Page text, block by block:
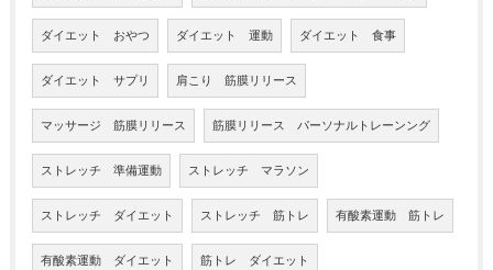
ダイエット おやつ ダイエット 運動 ダイエット 食事
ダイエット サプリ 肩こり 筋膜リリース
マッサージ 筋膜リリース 筋膜リリース パーソナルトレーンング
ストレッチ 準備運動 ストレッチ マラソン
ストレッチ ダイエット ストレッチ 筋トレ 有酸素運動 筋トレ
有酸素運動 ダイエット 筋トレ ダイエット